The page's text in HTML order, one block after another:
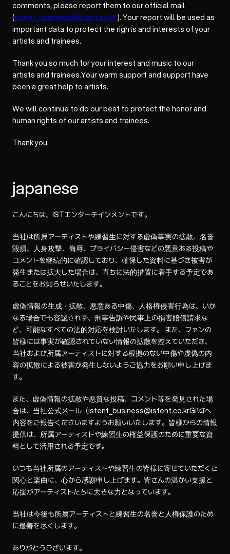
comments, please report them to our official mail
(istent_business@istent.co.kr). Your report will be used as
important data to protect the rights and interests of your
artists and trainees.
Thank you so much for your interest and music to our
artists and trainees.Your warm support and support have
been a great help to artists.
We will continue to do our best to protect the honor and
human rights of our artists and trainees.
Thank you.
japanese
こんにちは、ISTエンターテインメントです。
当社は所属アーティストや練習生に対する虚偽事実の拡散、名誉
毀損、人身攻撃、侮辱、プライバシー侵害などの悪意ある投稿や
コメントを継続的に確認しており、確保した資料に基づき被害が
発生または拡大した場合は、直ちに法的措置に着手する予定であ
ることをお知らせいたします。
虚偽情報の生成・拡散、悪意ある中傷、人格権侵害行為は、いか
なる場合でも容認されず、刑事告訴や民事上の損害賠償請求な
ど、可能なすべての法的対応を検討いたします。 また、ファンの
皆様には事実が確認されていない情報の拡散を控えていただき、
当社および所属アーティストに対する根拠のない中傷や虚偽の内
容の拡散による被害が発生しないようご協力をお願い申し上げま
す。
また、虚偽情報の拡散や悪質な投稿、コメント等を発見された場
合は、当社公式メール（istent_business@istent.co.krĠï¼īへ
内容をご報告くださいますようお願いいたします。皆様からの情報
提供は、所属アーティストや練習生の権益保護のために重要な資
料として活用される予定です。
いつも当社所属のアーティストや練習生の皆様に寄せていただくご
関心と楽曲に、心から感謝申し上げます。皆さんの温かい支援と
応援がアーティストたちに大きな力となっています。
当社は今後も所属アーティストと練習生の名誉と人権保護のため
に最善を尽くします。
ありがとうございます。